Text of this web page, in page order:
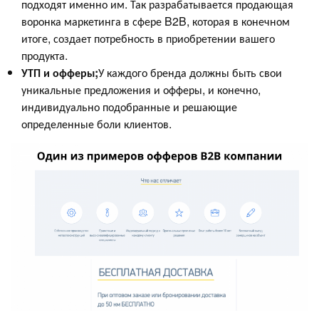
подходят именно им. Так разрабатывается продающая
воронка маркетинга в сфере B2B, которая в конечном
итоге, создает потребность в приобретении вашего
продукта.
УТП и офферы;У каждого бренда должны быть свои
уникальные предложения и офферы, и конечно,
индивидуально подобранные и решающие
определенные боли клиентов.